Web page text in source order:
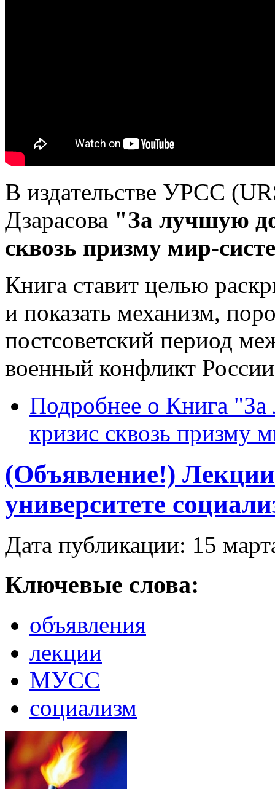
В издательстве УРСС
Дзарасова "За лучшую
сквозь призму мир-
Книга ставит целью
и показать механизм,
постсоветский период
военный конфликт
Подробнее о Книга
кризис сквозь призму
(Объявление!)
университете
Дата публикации: 15
Ключевые слова:
объявления
лекции
МУСС
социализм